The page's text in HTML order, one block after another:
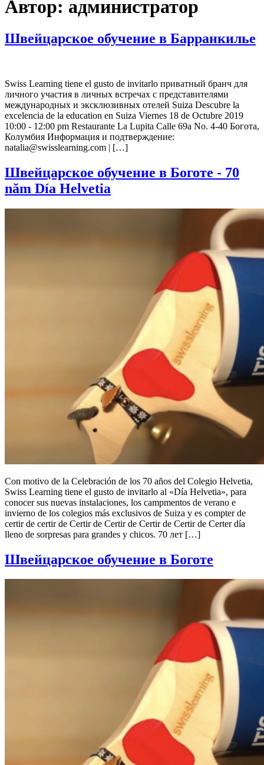
Автор: администратор
Швейцарское обучение в Барранкилье
Swiss Learning tiene el gusto de invitarlo приватный бранч для
личного участия в личных встречах с представителями
международных и эксклюзивных отелей Suiza Descubre la
excelencia de la education en Suiza Viernes 18 de Octubre 2019
10:00 - 12:00 pm Restaurante La Lupita Calle 69a No. 4-40 Богота,
Колумбия Информация и подтверждение:
natalia@swisslearning.com | […]
Швейцарское обучение в Боготе - 70
năm Día Helvetia
Con motivo de la Celebración de los 70 años del Colegio Helvetia,
Swiss Learning tiene el gusto de invitarlo al «Día Helvetia», para
conocer sus nuevas instalaciones, los campmentos de verano e
invierno de los colegios más exclusivos de Suiza y es compter de
certir de certir de Certir de Certir de Certir de Certir de Certer día
lleno de sorpresas para grandes y chicos. 70 лет […]
Швейцарское обучение в Боготе